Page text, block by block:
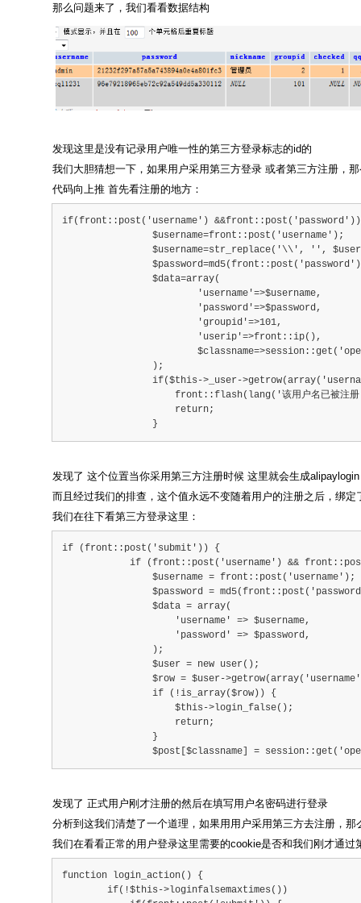
那么问题来了，我们看看数据结构
发现这里是没有记录用户唯一性的第三方登录标志的id的
我们大胆猜想一下，如果用户采用第三方登录 或者第三方注册，
代码向上推 首先看注册的地方：
if(front::post('username')
                $username=front::post('username');
$username=str_replace('\\', '',
                $data=array(
                        'username'=>$username,
                        'password'=>$password,
                        'groupid'=>101,
                        'userip'=>front::ip(),
                );
if($this->_user-
front::flash(lang('该用户名已被注
                    return;
                }
发现了 这个位置当你采用第三方注册时候 这里就会生成
而且经过我们的排查，这个值永远不变随着用户的注册之后，绑定
我们在往下看第三方登录这里：
if (front::post('submit')) {
if (front::post('username') &&
                $username = front::post('username');
$password =
                $data = array(
                    'username' => $username,
                    'password' => $password,
                );
                $user = new user();
$row = $user-
                if (!is_array($row)) {
                    $this->login_false();
                    return;
                }
$post[$classname] =
发现了 正式用户刚才注册的然后在填写用户名密码进行登录
分析到这我们清楚了一个道理，如果用用户采用第三方去注册，
我们在看看正常的用户登录这里需要的cookie是否和我们刚才通过
function login_action() {
        if(!$this->loginfalsemaxtimes())